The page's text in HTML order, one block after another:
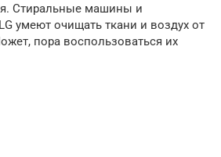
Стиральные машины и
умеют очищать ткани и воздух от
пора воспользоваться их